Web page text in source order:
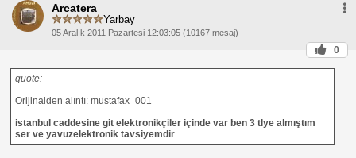
Arcatera
Yarbay
05 Aralık 2011 Pazartesi 12:03:05 (10167 mesaj)
0
quote:
Orijinalden alıntı: mustafax_001
istanbul caddesine git elektronikçiler içinde var ben 3 tlye almıştım
ser ve yavuzelektronik tavsiyemdir